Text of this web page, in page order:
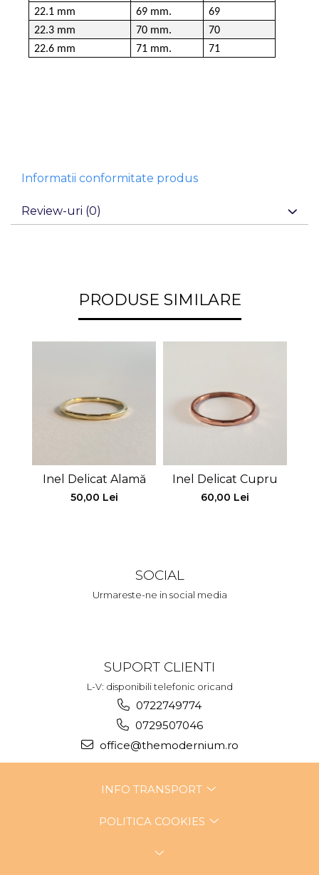
22.1 mm
69 mm.
69
22.3 mm
70 mm.
70
22.6 mm
71 mm. 71
Informatii conformitate produs
Review-uri (0)
PRODUSE SIMILARE
Inel Delicat Alamă
50,00 Lei
Inel Delicat Cupru
60,00 Lei
SOCIAL
Urmareste-ne in social media
SUPORT CLIENTI
L-V: disponibili telefonic oricand
0722749774
0729507046
office@themodernium.ro
INFO TRANSPORT
POLITICA COOKIES